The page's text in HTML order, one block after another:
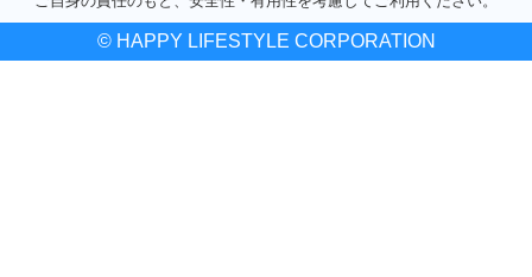
© HAPPY LIFESTYLE CORPORATION